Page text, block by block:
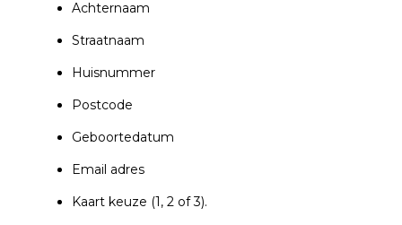
Achternaam
Straatnaam
Huisnummer
Postcode
Geboortedatum
Email adres
Kaart keuze (1, 2 of 3).